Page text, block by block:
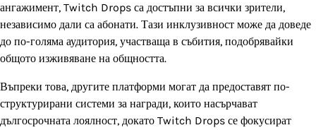
ангажимент, Twitch Drops са достъпни за всички зрители,
независимо дали са абонати. Тази инклузивност може да доведе
до по-голяма аудитория, участваща в събития, подобрявайки
общото изживяване на общността.
Въпреки това, другите платформи могат да предоставят по-
структурирани системи за награди, които насърчават
дългосрочната лоялност, докато Twitch Drops се фокусират